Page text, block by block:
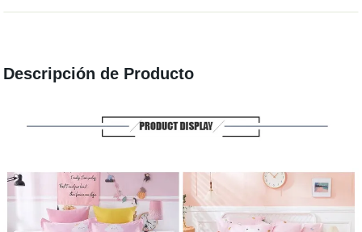
Descripción de Producto